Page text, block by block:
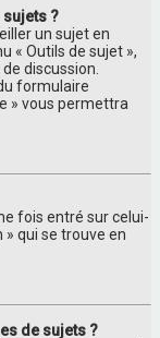
?
un sujet en
« Outils de sujet »,
discussion.
formulaire
» vous permettra
fois entré sur celui-
» qui se trouve en
de sujets ?